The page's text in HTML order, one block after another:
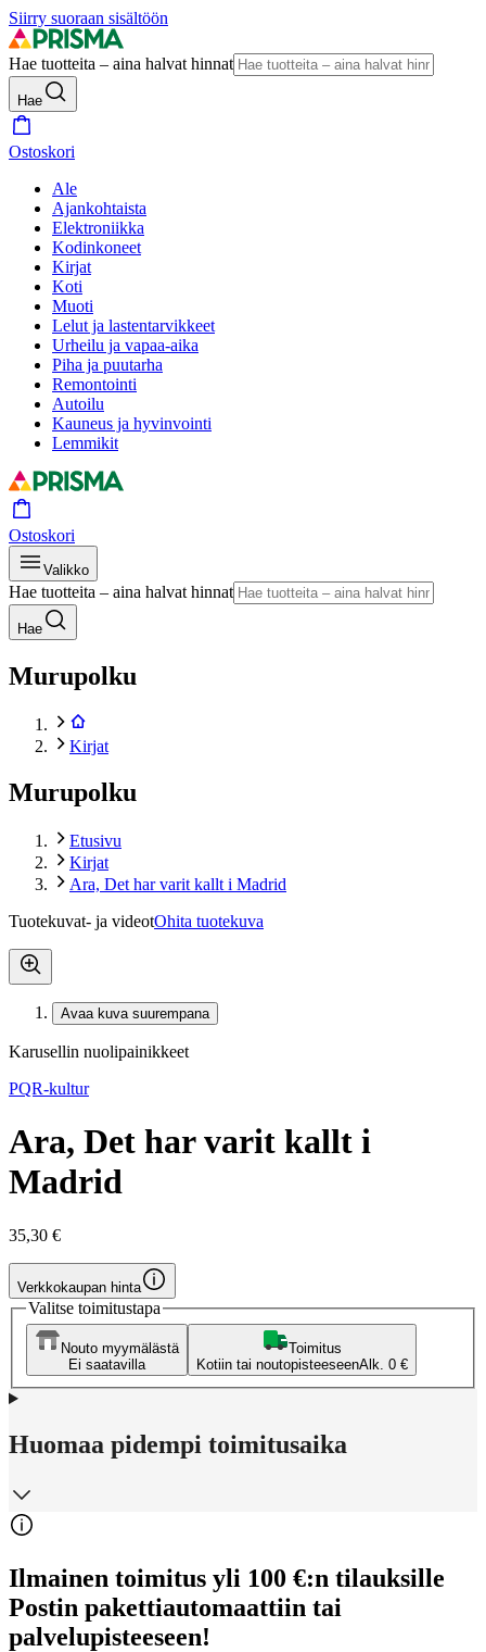
Siirry suoraan sisältöön
Hae tuotteita – aina halvat hinnat
Hae
Ostoskori
Ale
Ajankohtaista
Elektroniikka
Kodinkoneet
Kirjat
Koti
Muoti
Lelut ja lastentarvikkeet
Urheilu ja vapaa-aika
Piha ja puutarha
Remontointi
Autoilu
Kauneus ja hyvinvointi
Lemmikit
Ostoskori
Valikko
Hae tuotteita – aina halvat hinnat
Hae
Murupolku
Kirjat
Murupolku
Etusivu
Kirjat
Ara, Det har varit kallt i Madrid
Tuotekuvat- ja videotOhita tuotekuva
Avaa kuva suurempana
Karusellin nuolipainikkeet
PQR-kultur
Ara, Det har varit kallt i
Madrid
35,30 €
Verkkokaupan hinta
Valitse toimitustapa
Nouto myymälästä
Ei saatavilla
Toimitus
Kotiin tai noutopisteeseenAlk. 0 €
Huomaa pidempi toimitusaika
Ilmainen toimitus yli 100 €:n tilauksille
Postin pakettiautomaattiin tai
palvelupisteeseen!